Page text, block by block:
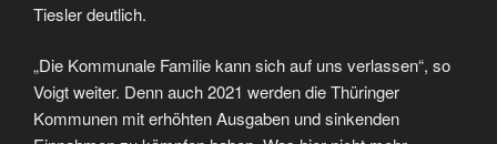
Tiesler deutlich.
„Die Kommunale Familie kann sich auf uns verlassen“, so
Voigt weiter. Denn auch 2021 werden die Thüringer
Kommunen mit erhöhten Ausgaben und sinkenden